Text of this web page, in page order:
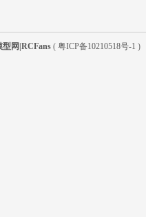
型网|RCFans ( 粤ICP备10210518号-1 )